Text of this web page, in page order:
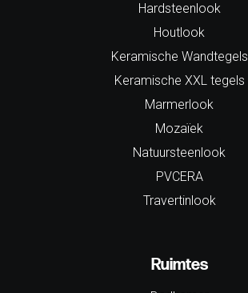
Hardsteenlook
Houtlook
Keramische Wandtegels
Keramische XXL tegels
Marmerlook
Mozaïek
Natuursteenlook
PVCERA
Travertinlook
Ruimtes